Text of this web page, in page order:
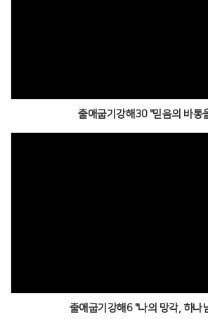
출애굽기강해30 "믿음의 바통
출애굽기강해6 "나의 망각, 하나